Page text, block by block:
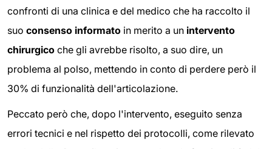
confronti di una clinica e del medico che ha raccolto il
suo consenso informato in merito a un intervento
chirurgico che gli avrebbe risolto, a suo dire, un
problema al polso, mettendo in conto di perdere però il
30% di funzionalità dell'articolazione.
Peccato però che, dopo l'intervento, eseguito senza
errori tecnici e nel rispetto dei protocolli, come rilevato